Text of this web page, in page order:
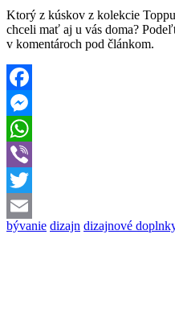
Ktorý z kúskov z kolekcie
chceli mať aj u vás doma?
v komentároch pod článkom.
Facebook
Messenger
WhatsApp
Viber
Twitter
Email
bývanie dizajn dizajnové